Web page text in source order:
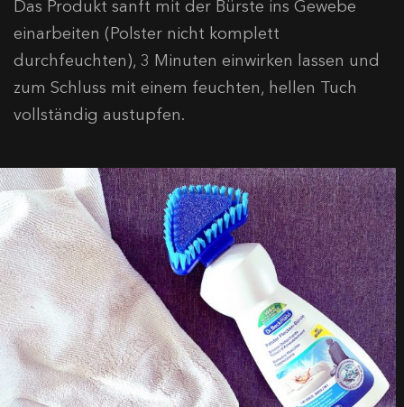
Das Produkt sanft mit der Bürste ins Gewebe
einarbeiten (Polster nicht komplett
durchfeuchten), 3 Minuten einwirken lassen und
zum Schluss mit einem feuchten, hellen Tuch
vollständig austupfen.